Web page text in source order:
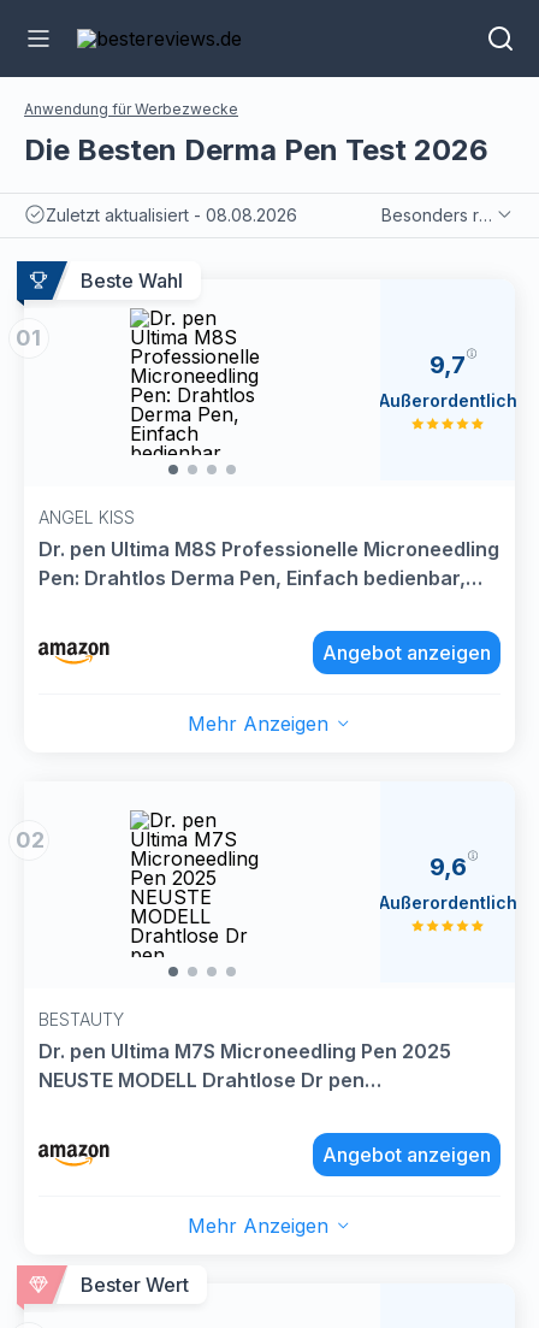
Anwendung für Werbezwecke
Die Besten Derma Pen Test 2026
Zuletzt aktualisiert - 08.08.2026 Besonders relevant
Beste Wahl
01
ANGEL KISS
Dr. pen Ultima M8S Professionelle Microneedling
Pen: Drahtlos Derma Pen, Einfach bedienbar,
pen Mikroneedling für Profis & Zuhause
9,7
Außerordentlich
Angebot anzeigen
Mehr Anzeigen
02
BESTAUTY
Dr. pen Ultima M7S Microneedling Pen 2025
NEUSTE MODELL Drahtlose Dr pen
Ersatzkartuschen - 9 Typen Cartridges(M7S-
Schwarz)
9,6
Außerordentlich
Angebot anzeigen
Mehr Anzeigen
Bester Wert